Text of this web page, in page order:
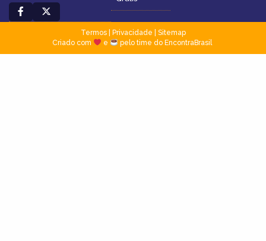
Termos| Privacidade
Sitemap
Criado com
e pelo time do EncontraBrasil